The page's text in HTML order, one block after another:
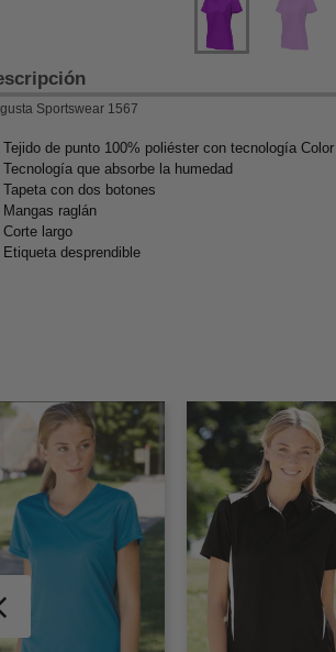
Sportswear 1567
Tejido de punto 100% poliéster con tecnología
Tecnología que absorbe la humedad
Tapeta con dos botones
Mangas raglán
Corte largo
Etiqueta desprendible